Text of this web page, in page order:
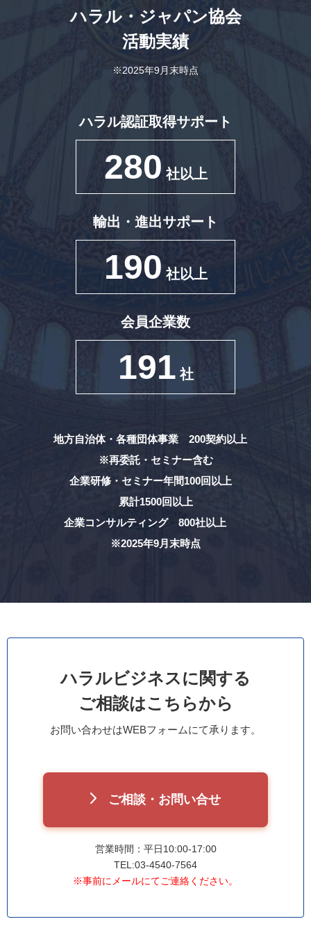
ハラル・ジャパン協会
活動実績
※2025年9月末時点
ハラル認証取得サポート
280 社以上
輸出・進出サポート
190 社以上
会員企業数
191 社
地方自治体・各種団体事業 200契約以上
※再委託・セミナー含む
企業研修・セミナー年間100回以上
累計1500回以上
企業コンサルティング 800社以上
※2025年9月末時点
ハラルビジネスに関する
ご相談はこちらから
お問い合わせはWEBフォームにて承ります。
ご相談・お問い合せ
営業時間：平日10:00-17:00
TEL:03-4540-7564
※事前にメールにてご連絡ください。